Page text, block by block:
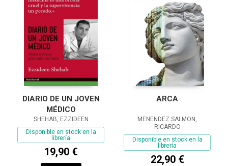
DIARIO DE UN JOVEN
MÉDICO
SHEHAB, EZZIDEEN
Disponible en stock en la
librería
19,90 €
ARCA
MENENDEZ SALMON,
RICARDO
Disponible en stock en la
librería
22,90 €